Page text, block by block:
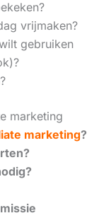
vrijmaken?
gebruiken
marketing
marketing?